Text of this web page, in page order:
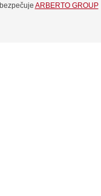
ARBERTO GROUP